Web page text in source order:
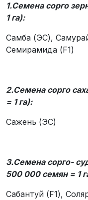
1.Семена сорго
1 га):
Самба (ЭС),
Семирамида (F1)
2.Семена сорго
= 1 га):
Сажень (ЭС)
3.Семена сорго-
500 000 семян = 1
Сабантуй (F1),